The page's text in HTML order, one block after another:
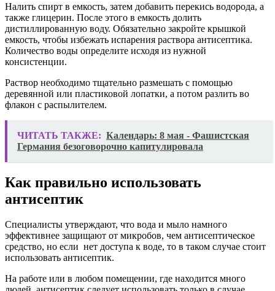
Налить спирт в емкость, затем добавить перекись водорода, а
также глицерин. После этого в емкость долить
дистиллированную воду. Обязательно закройте крышкой
емкость, чтобы избежать испарения раствора антисептика.
Количество воды определите исходя из нужной
консистенции.
Раствор необходимо тщательно размешать с помощью
деревянной или пластиковой лопатки, а потом разлить во
флакон с распылителем.
ЧИТАТЬ ТАКЖЕ: Календарь: 8 мая - Фашистская
Германия безоговорочно капитулировала
Как правильно использовать
антисептик
Специалисты утверждают, что вода и мыло намного
эффективнее защищают от микробов, чем антисептическое
средство, но если нет доступа к воде, то в таком случае стоит
использовать антисептик.
На работе или в любом помещении, где находится много